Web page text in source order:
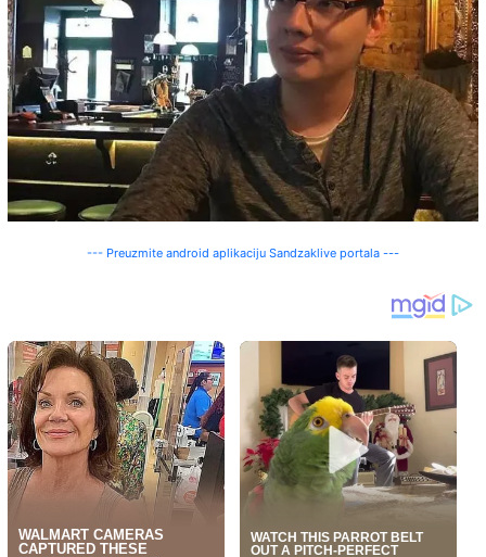
--- Preuzmite android aplikaciju Sandzaklive portala ---